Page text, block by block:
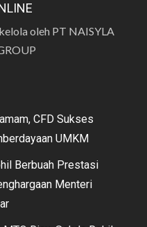
oleh PT NAISYLA
CFD Sukses
UMKM
Berbuah Prestasi
Menteri